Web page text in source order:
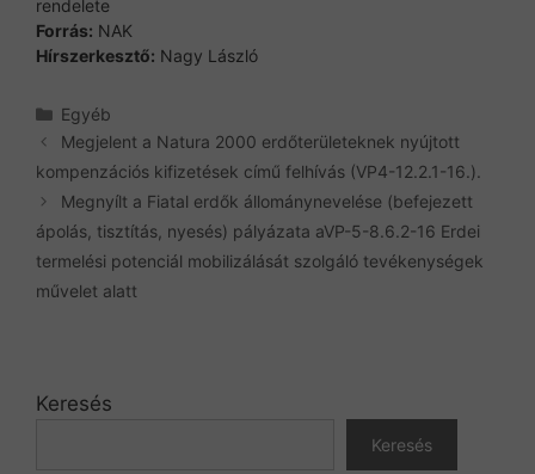
Forrás: NAK
Hírszerkesztő: Nagy László
Kategória
Egyéb
Megjelent a Natura 2000 erdőterületeknek nyújtott
kompenzációs kifizetések című felhívás (VP4-12.2.1-16.).
Megnyílt a Fiatal erdők állománynevelése (befejezett
ápolás, tisztítás, nyesés) pályázata aVP-5-8.6.2-16 Erdei
termelési potenciál mobilizálását szolgáló tevékenységek
művelet alatt
Keresés
Keresés